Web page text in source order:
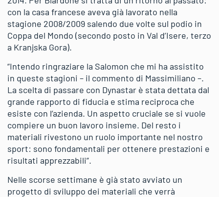
con la casa francese aveva già lavorato nella
stagione 2008/2009 salendo due volte sul podio in
Coppa del Mondo (secondo posto in Val d’Isere, terzo
a Kranjska Gora).
“Intendo ringraziare la Salomon che mi ha assistito
in queste stagioni – il commento di Massimiliano –.
La scelta di passare con Dynastar è stata dettata dal
grande rapporto di fiducia e stima reciproca che
esiste con l’azienda. Un aspetto cruciale se si vuole
compiere un buon lavoro insieme. Del resto i
materiali rivestono un ruolo importante nel nostro
sport: sono fondamentali per ottenere prestazioni e
risultati apprezzabili”.
Nelle scorse settimane è già stato avviato un
progetto di sviluppo dei materiali che verrà